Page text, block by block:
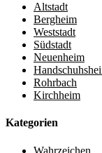
Altstadt
Bergheim
Weststadt
Südstadt
Neuenheim
Rohrbach
Kirchheim
Kategorien
Wahrzeichen